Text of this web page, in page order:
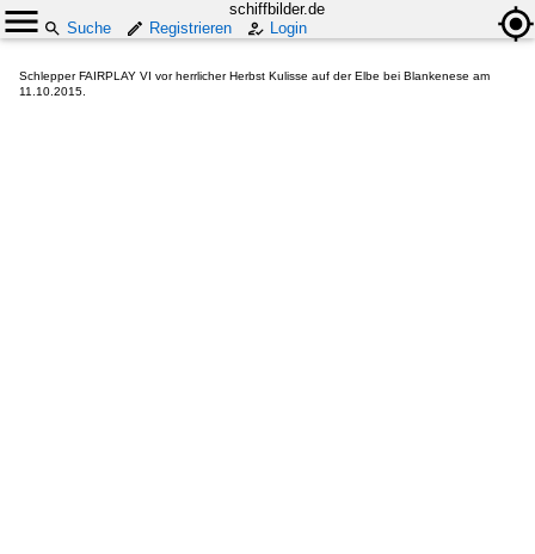
schiffbilder.de
Suche
Registrieren Login
Schlepper FAIRPLAY VI vor herrlicher Herbst Kulisse auf der Elbe bei Blankenese am
11.10.2015.